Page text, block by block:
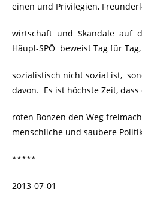
einen und Privilegien,
wirtschaft und Skandale auf
Häupl-SPÖ beweist Tag für
sozialistisch nicht sozial ist,
davon. Es ist höchste Zeit, dass
roten Bonzen den Weg
menschliche und saubere
*****
2013-07-01